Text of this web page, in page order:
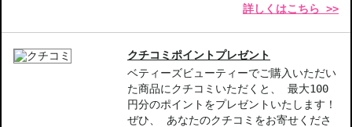
◇上記注意書き記載がある商品の合計金額が16666円以上の場合、
別途手数料が発生する場合があります。予めご了承ください。
◇1件のご注文でも倉庫が異なる場合や配送用箱の関係で荷物を分割
して配送する場合がございます。予めご了承ください。また、明細
書は分割してそれぞれの荷物に同梱されますが手数料等の変更はご
ざいませんのでご安心ください。
詳しくはこちら >>
クチコミポイントプレゼント
ベティーズビューティーでご購入いただい
た商品にクチコミいただくと、 最大100
円分のポイントをプレゼントいたします！
ぜひ、 あなたのクチコミをお寄せくださ